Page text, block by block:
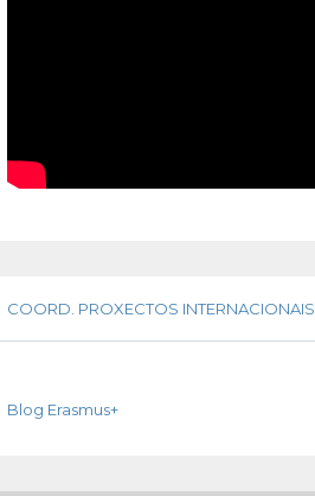
COORD. PROXECTOS INTERNACIONAIS
Blog Erasmus+